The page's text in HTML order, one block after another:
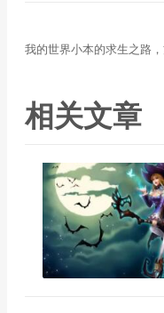
我的世界小本的求生之路
相关文章